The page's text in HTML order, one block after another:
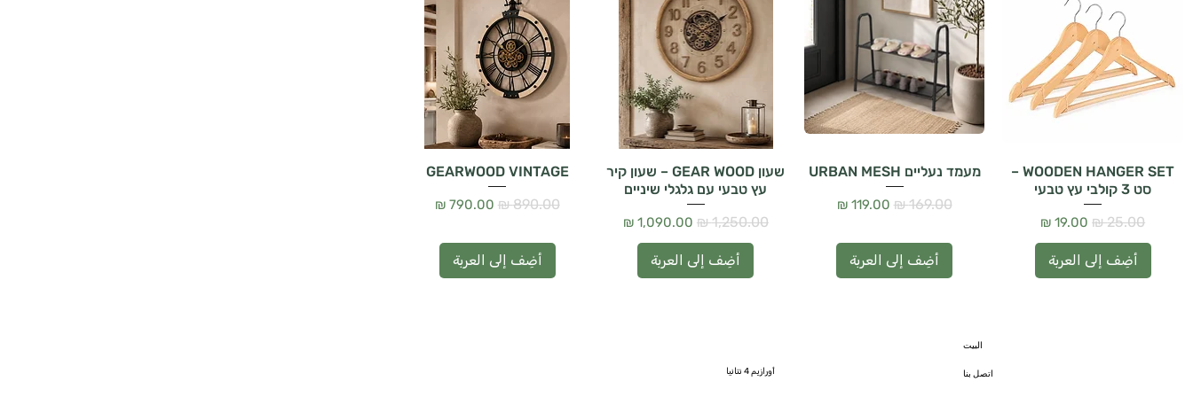
WOODEN HANGER SET –
סט 3 קולבי עץ טבעי
سعر عادي سعر البيع
أضِف إلى العربة
מעמד נעליים URBAN MESH
سعر عادي‏169.00 ₪ سعر البيع
أضِف إلى العربة
שעון GEAR WOOD – שעון קיר
עץ טבעי עם גלגלי שיניים
سعر عادي‏1,250.00 ₪ سعر البيع
أضِف إلى العربة
GEARWOOD VINTAGE
سعر عادي‏890.00 ₪ سعر البيع
أضِف إلى العربة
أورازيم 4 نتانيا
البيت
اتصل بنا